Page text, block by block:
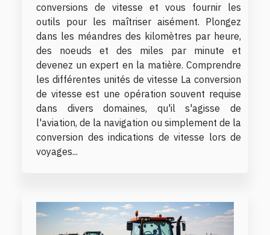
conversions de vitesse et vous fournir les
outils pour les maîtriser aisément. Plongez
dans les méandres des kilomètres par heure,
des noeuds et des miles par minute et
devenez un expert en la matière. Comprendre
les différentes unités de vitesse La conversion
de vitesse est une opération souvent requise
dans divers domaines, qu'il s'agisse de
l'aviation, de la navigation ou simplement de la
conversion des indications de vitesse lors de
voyages...